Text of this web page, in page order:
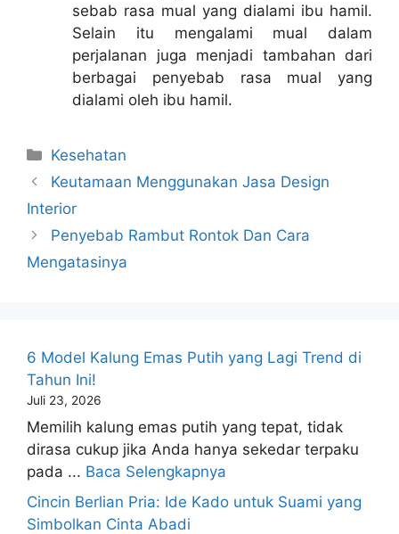
sebab rasa mual yang dialami ibu hamil.
Selain itu mengalami mual dalam
perjalanan juga menjadi tambahan dari
berbagai penyebab rasa mual yang
dialami oleh ibu hamil.
Kategori
Kesehatan
Keutamaan Menggunakan Jasa Design
Interior
Penyebab Rambut Rontok Dan Cara
Mengatasinya
6 Model Kalung Emas Putih yang Lagi Trend di
Tahun Ini!
Juli 23, 2026
Memilih kalung emas putih yang tepat, tidak
dirasa cukup jika Anda hanya sekedar terpaku
pada ... Baca Selengkapnya
Cincin Berlian Pria: Ide Kado untuk Suami yang
Simbolkan Cinta Abadi